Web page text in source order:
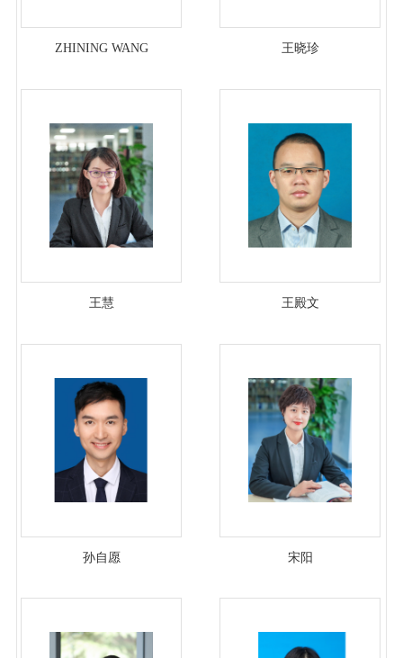
ZHINING WANG 王晓珍
王慧 王殿文
孙自愿 宋阳